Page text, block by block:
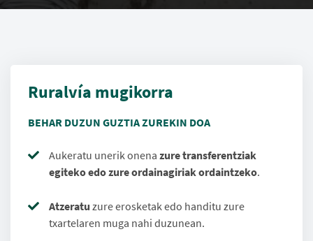
Ruralvía mugikorra
BEHAR DUZUN GUZTIA ZUREKIN DOA
Aukeratu unerik onena zure transferentziak
egiteko edo zure ordainagiriak ordaintzeko.
Atzeratu zure erosketak edo handitu zure
txartelaren muga nahi duzunean.